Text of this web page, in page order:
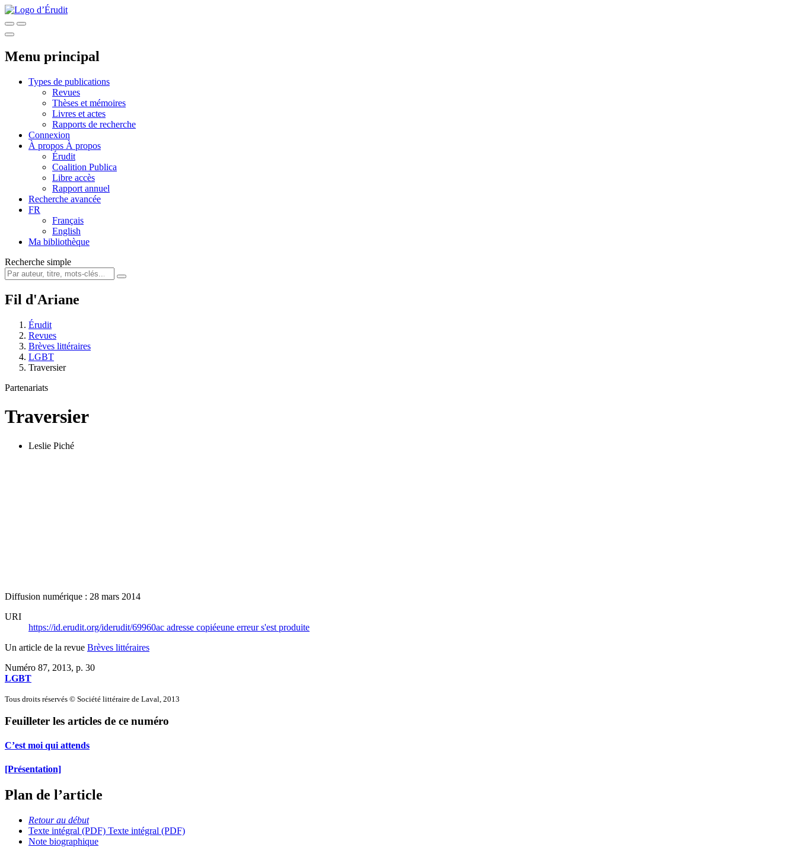
Menu principal
Types de publications
Revues
Thèses et mémoires
Livres et actes
Rapports de recherche
Connexion
À propos À propos
Érudit
Coalition Publica
Libre accès
Rapport annuel
Recherche avancée
FR
Français
English
Ma bibliothèque
Recherche simple
Fil d'Ariane
Érudit
Revues
Brèves littéraires
LGBT
Traversier
Partenariats
Traversier
Leslie Piché
Diffusion numérique : 28 mars 2014
URI
https://id.erudit.org/iderudit/69960ac adresse copiéeune erreur s'est produite
Un article de la revue Brèves littéraires
Numéro 87, 2013, p. 30
LGBT
Tous droits réservés © Société littéraire de Laval, 2013
Feuilleter les articles de ce numéro
C’est moi qui attends
[Présentation]
Plan de l’article
Retour au début
Texte intégral (PDF) Texte intégral (PDF)
Note biographique